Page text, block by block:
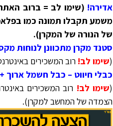
אדירה!
של הנורה של המקרן).
סטנד מקרן מתכוונן לנוחות
(שימו לב! רוב המשכירים
כבלי חיווט – כבל חשמל ארוך + HDMI 10 מטרים
(שימו לב!
הצמדה של המחשב למקרן)
.